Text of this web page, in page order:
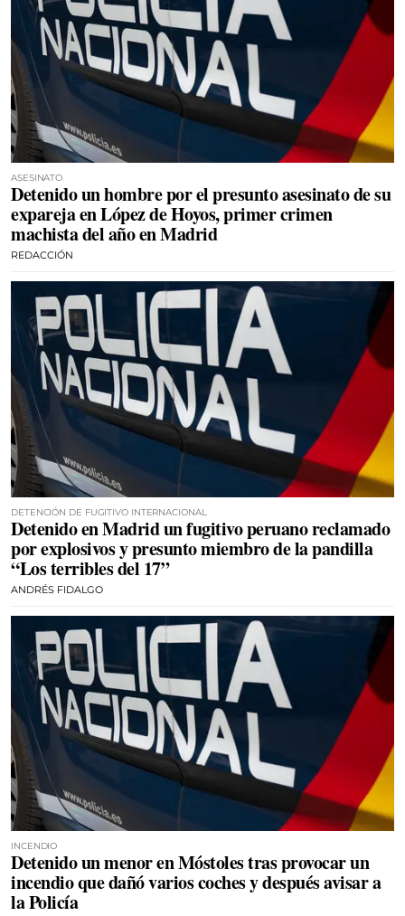
ASESINATO
Detenido un hombre por el presunto asesinato de su
expareja en López de Hoyos, primer crimen
machista del año en Madrid
REDACCIÓN
DETENCIÓN DE FUGITIVO INTERNACIONAL
Detenido en Madrid un fugitivo peruano reclamado
por explosivos y presunto miembro de la pandilla
“Los terribles del 17”
ANDRÉS FIDALGO
INCENDIO
Detenido un menor en Móstoles tras provocar un
incendio que dañó varios coches y después avisar a
la Policía